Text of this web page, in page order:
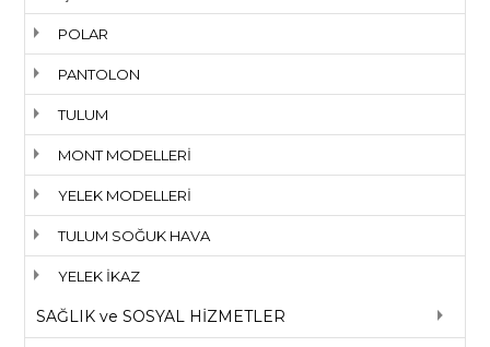
POLAR
PANTOLON
TULUM
MONT MODELLERİ
YELEK MODELLERİ
TULUM SOĞUK HAVA
YELEK İKAZ
SAĞLIK ve SOSYAL HİZMETLER